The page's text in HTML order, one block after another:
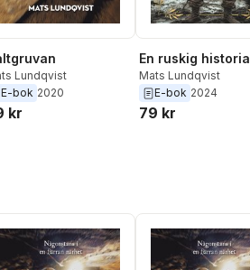
Lundqvist
E-bok 2020
kr
En ruskig historia
Mats Lundqvist
E-bok 2024
79 kr